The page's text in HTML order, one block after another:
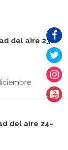
del aire 23-
del aire 24-